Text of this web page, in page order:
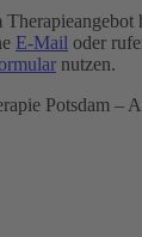
E-Mail oder
nutzen.
Potsdam –